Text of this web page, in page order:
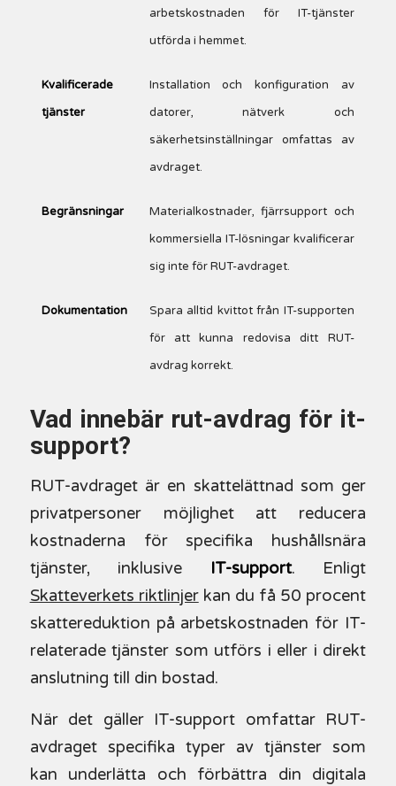
arbetskostnaden för IT-tjänster
utförda i hemmet.
Kvalificerade
tjänster
Installation och konfiguration av
datorer, nätverk och
säkerhetsinställningar omfattas av
avdraget.
Begränsningar
Materialkostnader, fjärrsupport och
kommersiella IT-lösningar kvalificerar
sig inte för RUT-avdraget.
Dokumentation
Spara alltid kvittot från IT-supporten
för att kunna redovisa ditt RUT-
avdrag korrekt.
Vad innebär rut-avdrag för it-
support?
RUT-avdraget är en skattelättnad som ger
privatpersoner möjlighet att reducera
kostnaderna för specifika hushållsnära
tjänster, inklusive
IT-support. Enligt
Skatteverkets riktlinjerkan du få 50 procent
skattereduktion på arbetskostnaden för IT-
relaterade tjänster som utförs i eller i direkt
anslutning till din bostad.
När det gäller IT-support omfattar RUT-
avdraget specifika typer av tjänster som
kan underlätta och förbättra din digitala